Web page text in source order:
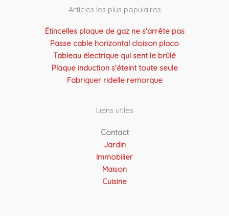
Articles les plus populaires
Étincelles plaque de gaz ne s'arrête pas
Passe cable horizontal cloison placo
Tableau électrique qui sent le brûlé
Plaque induction s'éteint toute seule
Fabriquer ridelle remorque
Liens utiles
Contact
Jardin
Immobilier
Maison
Cuisine